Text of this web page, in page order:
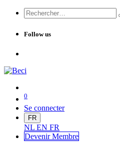
Follow us
0
Se connecter
FR
NL EN FR
Devenir Membre